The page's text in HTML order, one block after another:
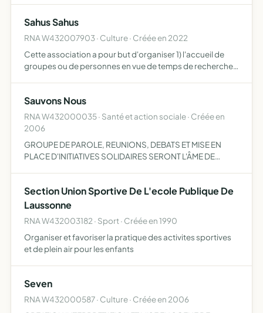
Sahus Sahus
RNA W432007903 · Culture · Créée en 2022
Cette association a pour but d'organiser 1) l'accueil de
groupes ou de personnes en vue de temps de recherche,
Sauvons Nous
RNA W432000035 · Santé et action sociale · Créée en
2006
GROUPE DE PAROLE, REUNIONS, DEBATS ET MISE EN
PLACE D'INITIATIVES SOLIDAIRES SERONT L'ÂME DE
DESIREUSE DE CONNAÎTRE LES LIENS DE SOLIDARIT…
Section Union Sportive De L'ecole Publique De
Laussonne
RNA W432003182 · Sport · Créée en 1990
Organiser et favoriser la pratique des activites sportives
et de plein air pour les enfants
Seven
RNA W432000587 · Culture · Créée en 2006